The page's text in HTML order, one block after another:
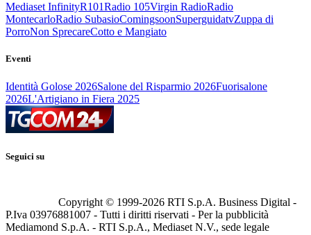
Mediaset InfinityR101Radio 105Virgin RadioRadio
MontecarloRadio SubasioComingsoonSuperguidatvZuppa di
PorroNon SprecareCotto e Mangiato
Eventi
Identità Golose 2026Salone del Risparmio 2026Fuorisalone
2026L'Artigiano in Fiera 2025
Seguici su
Copyright © 1999-2026 RTI S.p.A. Business Digital -
P.Iva 03976881007 - Tutti i diritti riservati - Per la pubblicità
Mediamond S.p.A. - RTI S.p.A., Mediaset N.V., sede legale